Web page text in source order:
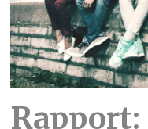
Rapport: